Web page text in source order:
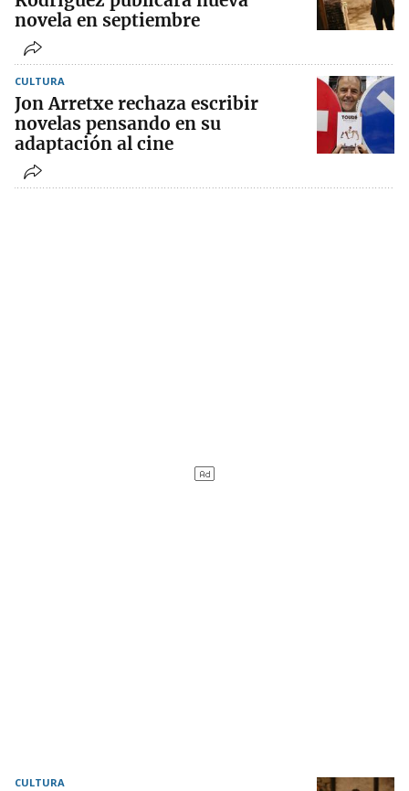
novela en septiembre
CULTURA
Jon Arretxe rechaza escribir
novelas pensando en su
adaptación al cine
CULTURA